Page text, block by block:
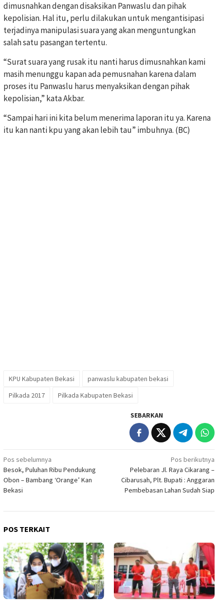
dimusnahkan dengan disaksikan Panwaslu dan pihak
kepolisian. Hal itu, perlu dilakukan untuk mengantisipasi
terjadinya manipulasi suara yang akan menguntungkan
salah satu pasangan tertentu.
“Surat suara yang rusak itu nanti harus dimusnahkan kami
masih menunggu kapan ada pemusnahan karena dalam
proses itu Panwaslu harus menyaksikan dengan pihak
kepolisian,” kata Akbar.
“Sampai hari ini kita belum menerima laporan itu ya. Karena
itu kan nanti kpu yang akan lebih tau” imbuhnya. (BC)
KPU Kabupaten Bekasi
panwaslu kabupaten bekasi
Pilkada 2017
Pilkada Kabupaten Bekasi
SEBARKAN
Navigasi
pos
Pos sebelumnya
Besok, Puluhan Ribu Pendukung
Obon – Bambang ‘Orange’ Kan
Bekasi
Pos berikutnya
Pelebaran Jl. Raya Cikarang –
Cibarusah, Plt. Bupati : Anggaran
Pembebasan Lahan Sudah Siap
POS TERKAIT